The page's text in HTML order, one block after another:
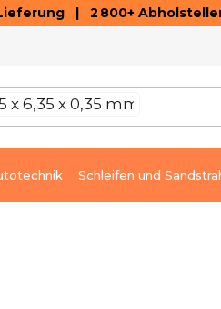
| 2 800+
Schleifen und